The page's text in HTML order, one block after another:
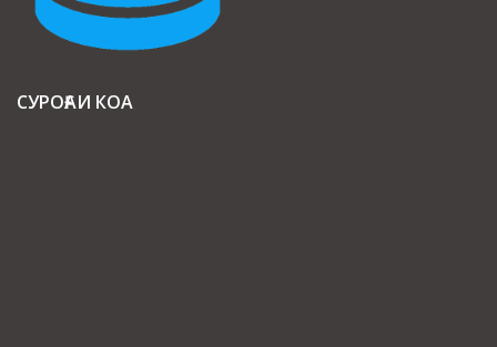
СУРОҒАИ КОА